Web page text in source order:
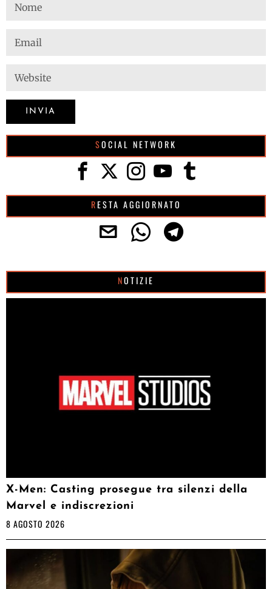
SOCIAL NETWORK
RESTA AGGIORNATO
NOTIZIE
X-Men: Casting prosegue tra silenzi della
Marvel e indiscrezioni
8 AGOSTO 2026